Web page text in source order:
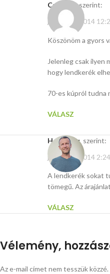
csepe43 szerint:
január 16, 2014
Köszönöm a gyors
Jelenleg csak ilyen
hogy lendkerék
70-es kúpról tudna
VÁLASZ
Hasito.hu szerint:
január 16, 2014
A lendkerék sokat
tömegű. Az
VÁLASZ
Vélemény,
Az e-mail címet nem tesszük közzé.